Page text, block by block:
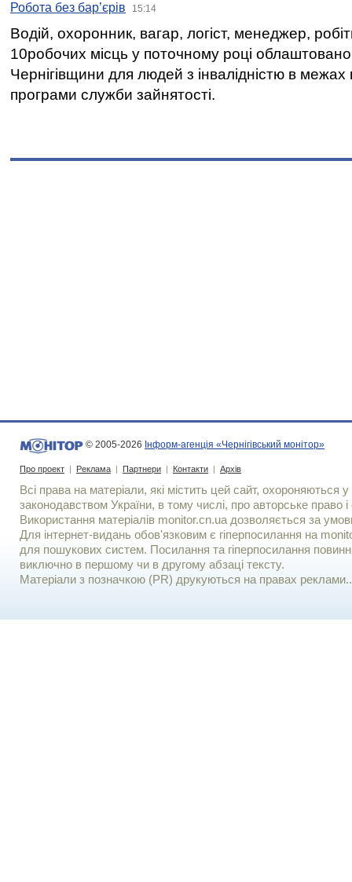
Робота без бар’єрів 15:14
Водій, охоронник, вагар, логіст, менеджер,
10робочих місць у поточному році
Чернігівщини для людей з інвалідністю в межах
програми служби зайнятості.
© 2005-2026 Інформ-агенція «Чернігівський монітор»
Про проект | Реклама | Партнери | Контакти | Архів
Всі права на матеріали, які містить цей сайт, охороняються у
законодавством України, в тому числі, про авторське право і
Використання матерiалiв monitor.cn.ua дозволяється за
Для iнтернет-видань обов'язковим є гiперпосилання на
для пошукових систем. Посилання та гіперпосилання
виключно в першому чи в другому абзаці тексту.
Матеріали з позначкою (PR) друкуються на правах реклами..